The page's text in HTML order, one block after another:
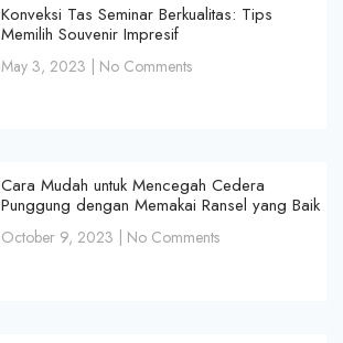
Konveksi Tas Seminar Berkualitas: Tips
Memilih Souvenir Impresif
May 3, 2023 No Comments
Cara Mudah untuk Mencegah Cedera
Punggung dengan Memakai Ransel yang Baik
October 9, 2023 No Comments